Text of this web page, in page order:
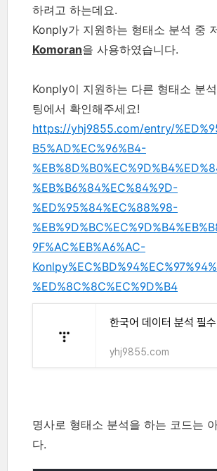
하려고 하는데요.
Konply가 지원하는 형태소 분석 중
Komoran을 사용하였습니다.
Konply이 지원하는 다른 형태소 분
팅에서 확인해주세요!
https://yhj9855.com/entry/
B5%AD%EC%96%B4-
%EB%B6%84%EC%84%9D-
%ED%95%84%EC%88%98-
9F%AC%EB%A6%AC-
%ED%8C%8C%EC%9D%B4
yhj9855.com
명사로 형태소 분석을 하는 코드는
다.